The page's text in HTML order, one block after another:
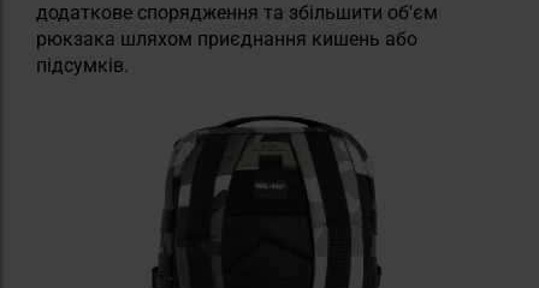
додаткове спорядження та збільшити об'єм
рюкзака шляхом приєднання кишень або
підсумків.